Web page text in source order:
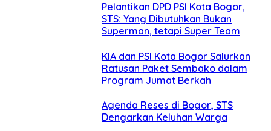
Pelantikan DPD PSI Kota Bogor,
STS: Yang Dibutuhkan Bukan
Superman, tetapi Super Team
KIA dan PSI Kota Bogor Salurkan
Ratusan Paket Sembako dalam
Program Jumat Berkah
Agenda Reses di Bogor, STS
Dengarkan Keluhan Warga